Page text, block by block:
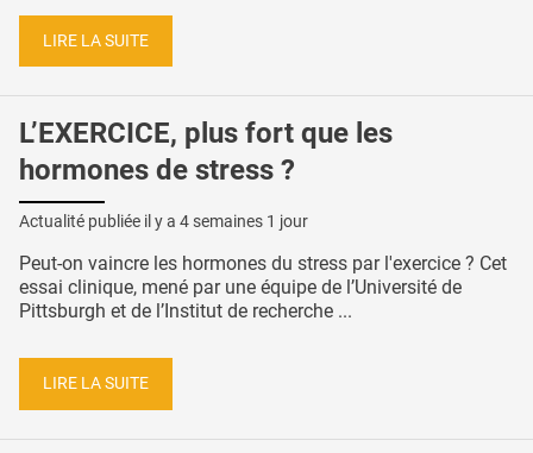
LIRE LA SUITE
L’EXERCICE, plus fort que les
hormones de stress ?
Actualité publiée il y a 4 semaines 1 jour
Peut-on vaincre les hormones du stress par l'exercice ? Cet
essai clinique, mené par une équipe de l’Université de
Pittsburgh et de l’Institut de recherche ...
LIRE LA SUITE